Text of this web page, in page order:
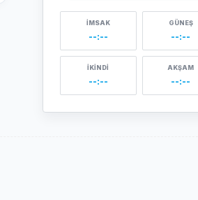
İMSAK
--:--
GÜNEŞ
--:--
İKINDI
--:--
AKŞAM
--:--